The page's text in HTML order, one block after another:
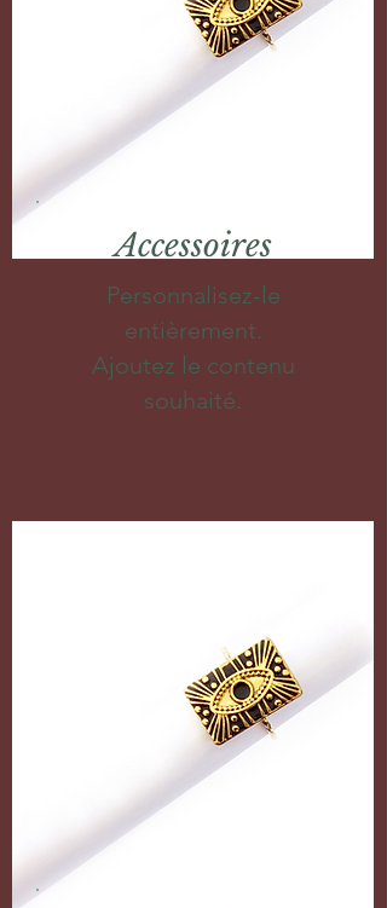
Accessoires
Personnalisez-le
entièrement.
Ajoutez le contenu
souhaité.